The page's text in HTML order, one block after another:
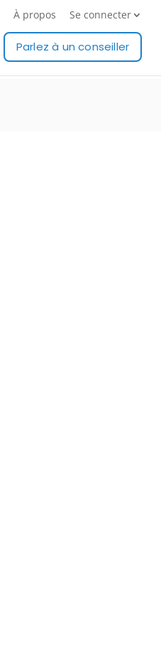
À propos Se connecter
Parlez à un conseiller